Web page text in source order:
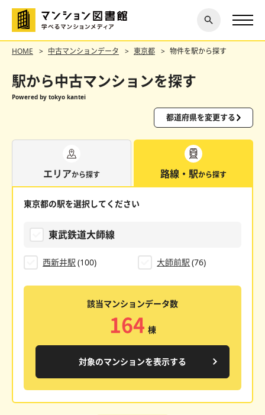
探す
閉じ
る
HOME 中古マンションデータ 東京都 物件を駅から探す
駅から中古マンションを探す
Powered by tokyo kantei
都道府県を変更する
エリアから探す 路線・駅から探す
東京都の駅を選択してください
東武鉄道大師線
西新井駅 (100) 大師前駅 (76)
該当マンションデータ数
164 棟
対象のマンションを表示する